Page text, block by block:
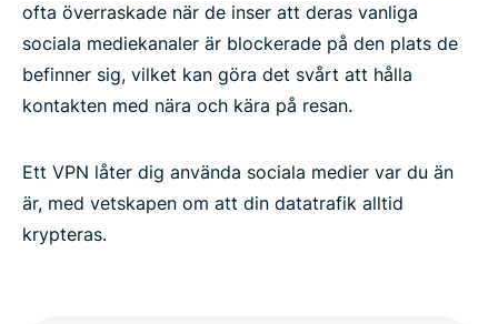
ofta överraskade när de inser att deras vanliga
sociala mediekanaler är blockerade på den plats de
befinner sig, vilket kan göra det svårt att hålla
kontakten med nära och kära på resan.
Ett VPN låter dig använda sociala medier var du än
är, med vetskapen om att din datatrafik alltid
krypteras.